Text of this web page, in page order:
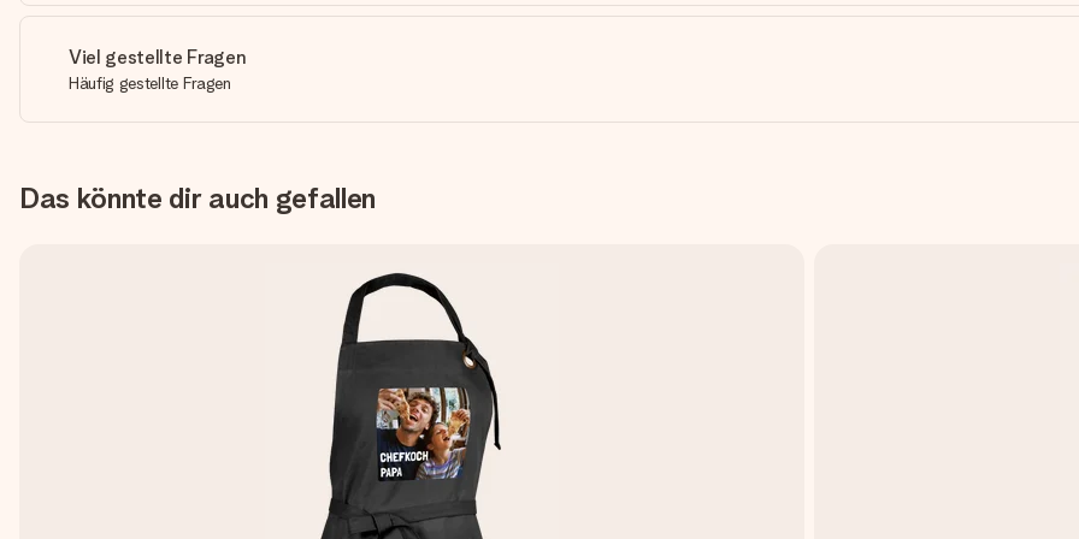
Viel gestellte Fragen
Häufig gestellte Fragen
Das könnte dir auch gefallen